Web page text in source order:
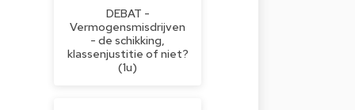
DEBAT -
Vermogensmisdrijven
- de schikking,
klassenjustitie of niet?
(1u)